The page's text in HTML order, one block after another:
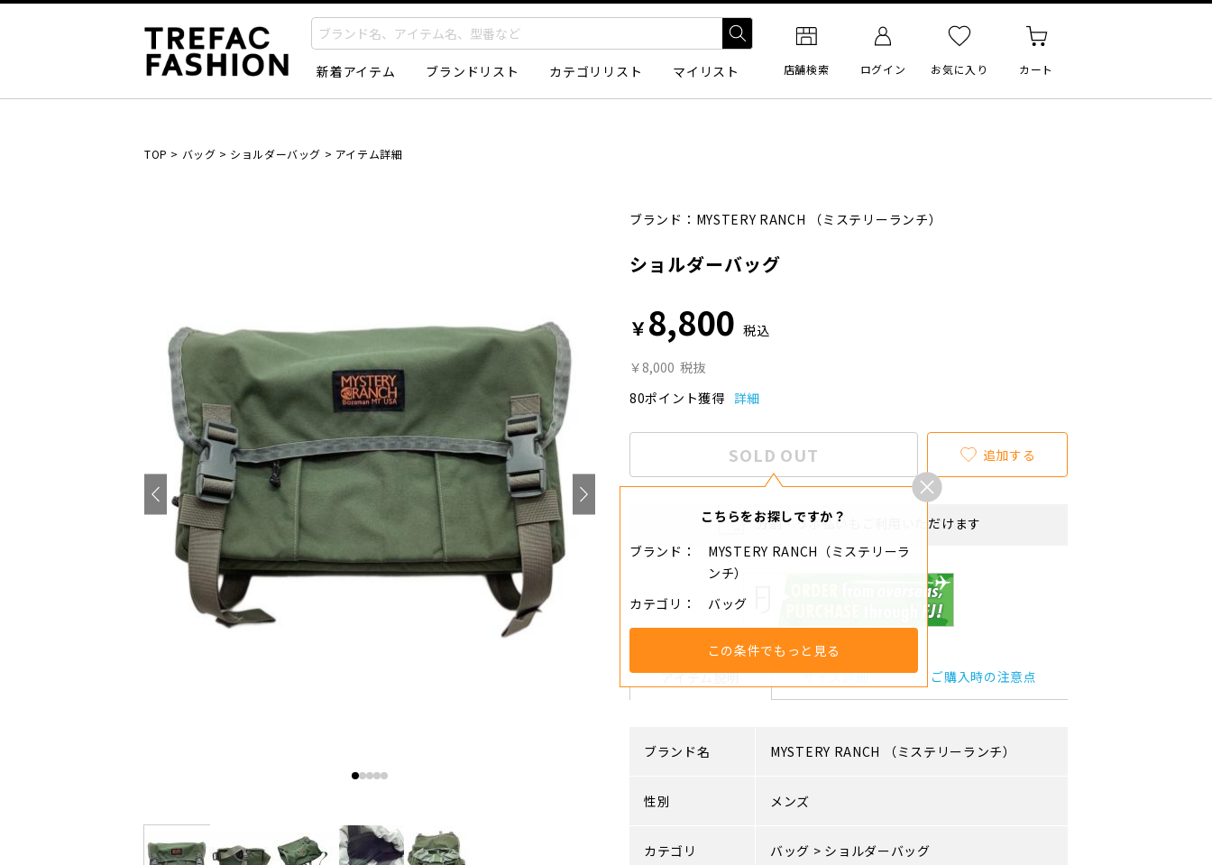
新着アイテム ブランドリスト カテゴリリスト マイリスト 店舗検索 ログイン お気に入り カート
TOP > バッグ > ショルダーバッグ > アイテム詳細
ブランド： MYSTERY RANCH （ミステリーランチ）
ショルダーバッグ
￥8,800 税込
￥8,000 税抜
80ポイント獲得 詳細
SOLD OUT
こちらをお探しですか？
ブランド
MYSTERY RANCH（ミステリーラ
ンチ）
カテゴリ
バッグ
この条件でもっと見る
追加する
分割・リボ払いもご利用いただけます
アイテム説明 サイズ詳細 ご購入時の注意点
ブランド名 MYSTERY RANCH （ミステリーランチ）
性別 メンズ
カテゴリ バッグ > ショルダーバッグ